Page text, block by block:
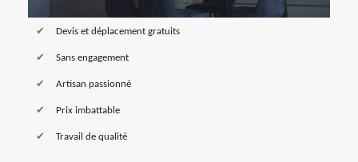
Devis et déplacement gratuits
Sans engagement
Artisan passionné
Prix imbattable
Travail de qualité